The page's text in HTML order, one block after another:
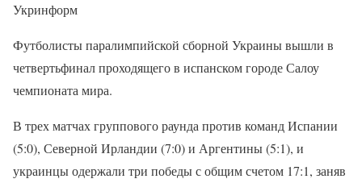
Укринформ
Футболисты паралимпийской сборной Украины вышли в
четвертьфинал проходящего в испанском городе Салоу
чемпионата мира.
В трех матчах группового раунда против команд Испании
(5:0), Северной Ирландии (7:0) и Аргентины (5:1), и
украинцы одержали три победы с общим счетом 17:1, заняв